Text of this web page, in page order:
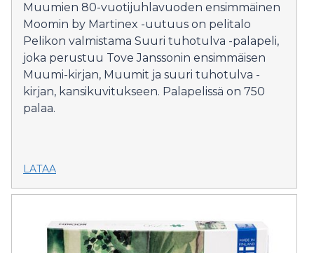
Muumien 80-vuotijuhlavuoden ensimmäinen
Moomin by Martinex -uutuus on pelitalo
Pelikon valmistama Suuri tuhotulva -palapeli,
joka perustuu Tove Janssonin ensimmäisen
Muumi-kirjan, Muumit ja suuri tuhotulva -
kirjan, kansikuvitukseen. Palapelissä on 750
palaa.
LATAA